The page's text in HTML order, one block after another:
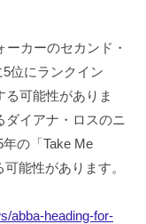
カーのセカンド・
位にランクイン
る可能性がありま
イアナ・ロスのニ
の「Take Me
能性があります。
abba-heading-for-